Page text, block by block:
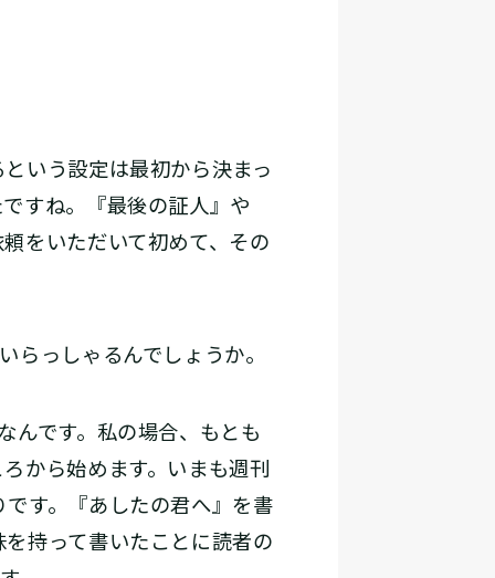
いう設定は最初から決まっ
すね。『最後の証人』や
をいただいて初めて、その
っしゃるんでしょうか。
です。私の場合、もとも
から始めます。いまも週刊
す。『あしたの君へ』を書
持って書いたことに読者の